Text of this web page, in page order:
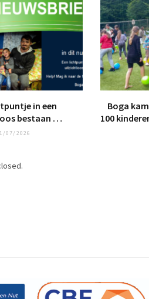
in een
bestaan …
07/2026
Boga
100